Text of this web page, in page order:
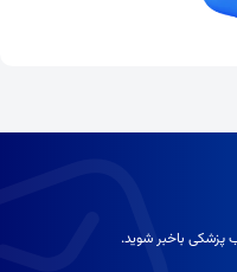
پزشکی باخبر شوید.